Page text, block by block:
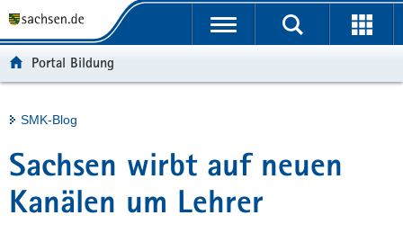
t
b
e
r
g
u
n
h
a
e
v
c
e
Portalübergreifende
Portal Bildung
Hauptinhalt
SMK-Blog
Sachsen wirbt auf neuen
Kanälen um Lehrer